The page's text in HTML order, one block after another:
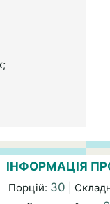
ІНФОРМАЦІЯ
Порцій: 30 |